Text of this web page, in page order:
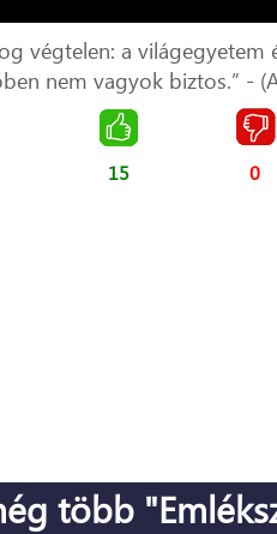
végtelen: a világegyetem
nem vagyok biztos.” -
15 0
több